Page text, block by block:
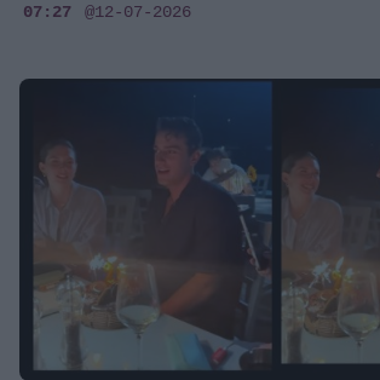
07:27 @12-07-2026